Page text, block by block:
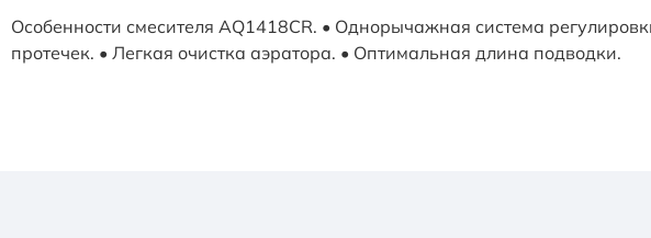
Особенности смесителя AQ1418CR. • Однорычажная система
протечек. • Легкая очистка аэратора. • Оптимальная длина подводки.